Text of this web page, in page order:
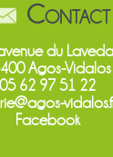
Contact
du
Agos-Vidalos
05 62 97 51 22
Facebook